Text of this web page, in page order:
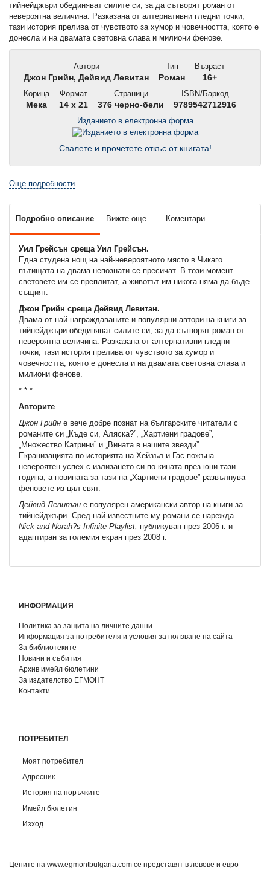
тийнейджъри обединяват силите си, за да сътворят роман от
невероятна величина. Разказана от алтернативни гледни точки,
тази история прелива от чувството за хумор и човечността, която е
донесла и на двамата световна слава и милиони фенове.
Автори
Джон Грийн, Дейвид Левитан
Тип
Роман
Възраст
16+
Корица
Мека
Формат
14 x 21
Страници
376 черно-бели
ISBN/Баркод
9789542712916
Изданието в електронна форма
Свалете и прочетете откъс от книгата!
Още подробности
Подробно описание Вижте още... Коментари
Уил Грейсън среща Уил Грейсън.
Една студена нощ на най-невероятното място в Чикаго
пътищата на двама непознати се пресичат. В този момент
световете им се преплитат, а животът им никога няма да бъде
същият.
Джон Грийн среща Дейвид Левитан.
Двама от най-награждаваните и популярни автори на книги за
тийнейджъри обединяват силите си, за да сътворят роман от
невероятна величина. Разказана от алтернативни гледни
точки, тази история прелива от чувството за хумор и
човечността, която е донесла и на двамата световна слава и
милиони фенове.
* * *
Авторите
Джон Грийн е вече добре познат на българските читатели с
романите си „Къде си, Аляска?”, „Хартиени градове”,
„Множество Катрини” и „Вината в нашите звезди”
Екранизацията по историята на Хейзъл и Гас пожъна
невероятен успех с излизането си по кината през юни тази
година, а новината за тази на „Хартиени градове” развълнува
феновете из цял свят.
Дейвид Левитан е популярен американски автор на книги за
тийнейджъри. Сред най-известните му романи се нарежда
Nick and Norah?s Infinite Playlist, публикуван през 2006 г. и
адаптиран за големия екран през 2008 г.
ИНФОРМАЦИЯ
Политика за защита на личните данни
Информация за потребителя и условия за ползване на сайта
За библиотеките
Новини и събития
Архив имейл бюлетини
За издателство ЕГМОНТ
Контакти
ПОТРЕБИТЕЛ
Моят потребител
Адресник
История на поръчките
Имейл бюлетин
Изход
Цените на www.egmontbulgaria.com се представят в левове и евро